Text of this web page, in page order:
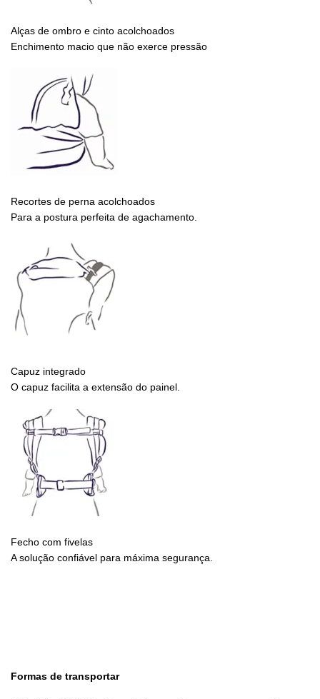
Alças de ombro e cinto acolchoados
Enchimento macio que não exerce pressão
Recortes de perna acolchoados
Para a postura perfeita de agachamento.
Capuz integrado
O capuz facilita a extensão do painel.
Fecho com fivelas
A solução confiável para máxima segurança.
Formas de transportar